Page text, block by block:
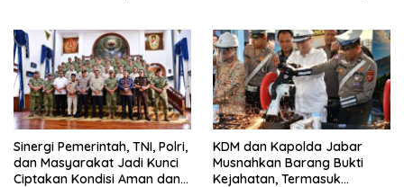
Sinergi Pemerintah, TNI, Polri,
dan Masyarakat Jadi Kunci
Ciptakan Kondisi Aman dan
KDM dan Kapolda Jabar
Musnahkan Barang Bukti
Kejahatan, Termasuk